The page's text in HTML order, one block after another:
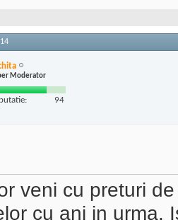
Moderator
94
veni cu preturi
cu ani in urma.